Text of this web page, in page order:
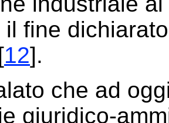
fine
12].
che ad
giuridico-